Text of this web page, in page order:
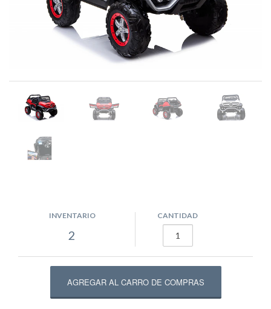
INVENTARIO
2
CANTIDAD